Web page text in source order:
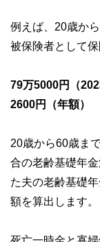
例えば、20歳か
被保険者として
79万5000円（
2600円（年額）
20歳から60歳ま
合の老齢基礎年
た夫の老齢基礎
額を算出します。
死亡一時金と寡